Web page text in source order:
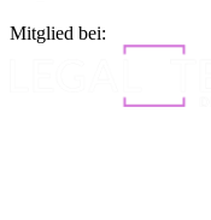
Mitglied bei: